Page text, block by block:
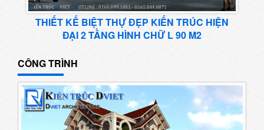
THIẾT KẾ BIỆT THỰ ĐẸP KIẾN TRÚC HIỆN
ĐẠI 2 TẦNG HÌNH CHỮ L 90 M2
CÔNG TRÌNH